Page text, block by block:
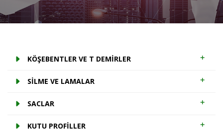
KÖŞEBENTLER VE T DEMİRLER
SİLME VE LAMALAR
SACLAR
KUTU PROFİLLER